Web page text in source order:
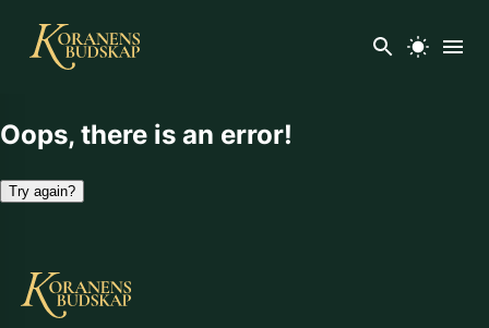
Oops, there is an error!
Try again?